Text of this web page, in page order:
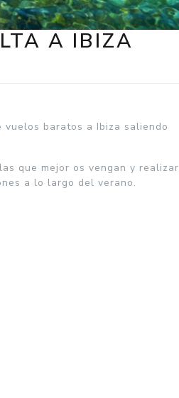
A IBIZA
vuelos baratos a Ibiza saliendo
que mejor os vengan y realizar
a lo largo del verano.